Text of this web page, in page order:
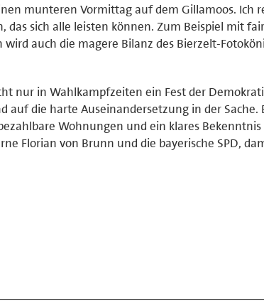
munteren Vormittag auf dem Gillamoos. Ich
das sich alle leisten können. Zum Beispiel mit
auch die magere Bilanz des Bierzelt-
nur in Wahlkampfzeiten ein Fest der
die harte Auseinandersetzung in der Sache.
Wohnungen und ein klares
Florian von Brunn und die bayerische SPD,